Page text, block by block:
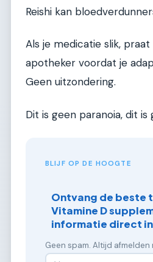
Reishi kan
Als je medicatie slik,
apotheker voordat je
Geen uitzondering.
Dit is geen paranoia, dit
BLIJF OP DE HOOGTE
Ontvang de beste
Vitamine D
informatie direct
Geen spam. Altijd afmelden